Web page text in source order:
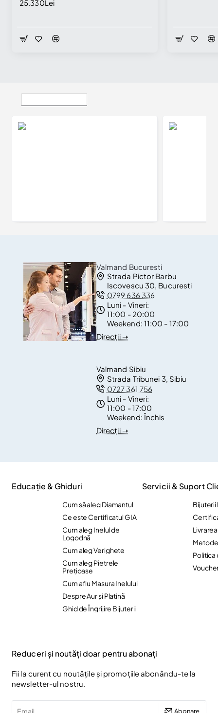
25.330Lei
Valmand Bucuresti
Strada Pictor Barbu
Iscovescu 30, Bucuresti
0799 636 336
Luni - Vineri:
11:00 - 20:00
Weekend: 11:00 - 17:00
Direcții ➝
Valmand Sibiu
Strada Tribunei 3, Sibiu
0727 361 756
Luni - Vineri:
11:00 - 17:00
Weekend:Închis
Direcții ➝
Educație & Ghiduri
Cum să aleg Diamantul
Ce este Certificatul GIA
Cum aleg Inelul de
Logodnă
Cum aleg Verighete
Cum aleg Pietrele
Preţioase
Cum aflu Masura Inelului
Despre Aur și Platină
Ghid de Îngrijire Bijuterii
Servicii & Suport
Bijuterii
Politica
Reduceri și noutăți doar pentru abonați
Fii la curent cu noutățile și promoțiile abonându-te la
newsletter-ul nostru.
Abonare